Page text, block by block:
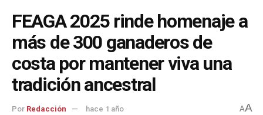
FEAGA 2025 rinde homenaje a
más de 300 ganaderos de
costa por mantener viva una
tradición ancestral
Por Redacción hace 1 año AA